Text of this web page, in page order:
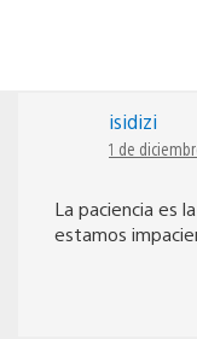
isidizi
1 de
La paciencia es
estamos